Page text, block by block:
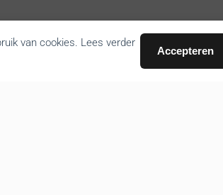
van cookies. Lees verder
Accepteren
Volg ons nieuws via email